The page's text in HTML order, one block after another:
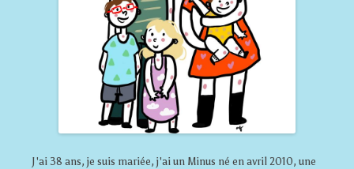
J'ai 38 ans, je suis mariée, j'ai un Minus né en avril 2010, une